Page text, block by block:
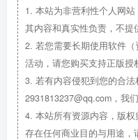
1. 本站为非营利性个人网
其内容和真实性负责，不提
2. 若您需要长期使用软件
活动，请您购买支持正版授
3. 若有内容侵犯到您的合
2931813237@qq.com，我
4. 本站所有资源内容，版
存在任何商业目的与用途，